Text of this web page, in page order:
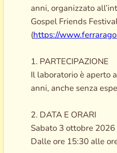
anni, organizzato
Gospel Friends
(https://
1. PARTECIPAZIONE
Il laboratorio è aperto
anni, anche senza
2. DATA E ORARI
Sabato 3 ottobre 2026
Dalle ore 15:30 alle